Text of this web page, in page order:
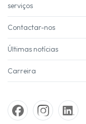
serviços
Contactar-nos
Últimas notícias
Carreira